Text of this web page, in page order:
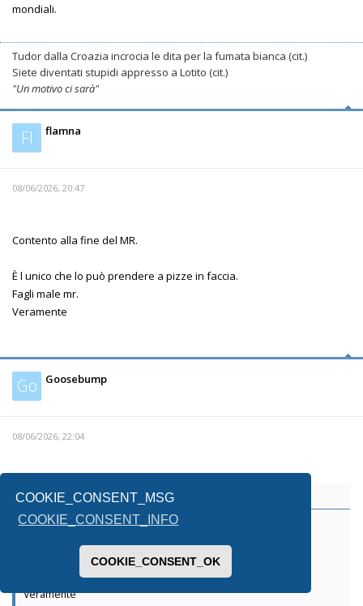
COOKIE_CONSENT_MSG
COOKIE_CONSENT_INFO
COOKIE_CONSENT_OK
mondiali.
Tudor dalla Croazia incrocia le dita per la fumata bianca (cit.)
Siete diventati stupidi appresso a Lotito (cit.)
"Un motivo ci sarà"
Fl flamna
08/06/2026, 20:47
Contento alla fine del MR.
È l unico che lo può prendere a pizze in faccia.
Fagli male mr.
Veramente
Go Goosebump
08/06/2026, 22:04
flamnaha scritto:↑
Contento alla fine del MR.
È l unico che lo può prendere a pizze in faccia.
Fagli male mr.
Veramente